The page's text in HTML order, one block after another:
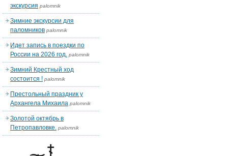
экскурсия palomnik
Зимние экскурсии для
паломников palomnik
Идет запись в поездки по
России на 2026 год. palomnik
Зимний Крестный ход
состоится ! palomnik
Престольный праздник у
Архангела Михаила palomnik
Золотой октябрь в
Петропавловке. palomnik